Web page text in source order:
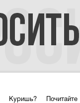
Куришь? Почитайте